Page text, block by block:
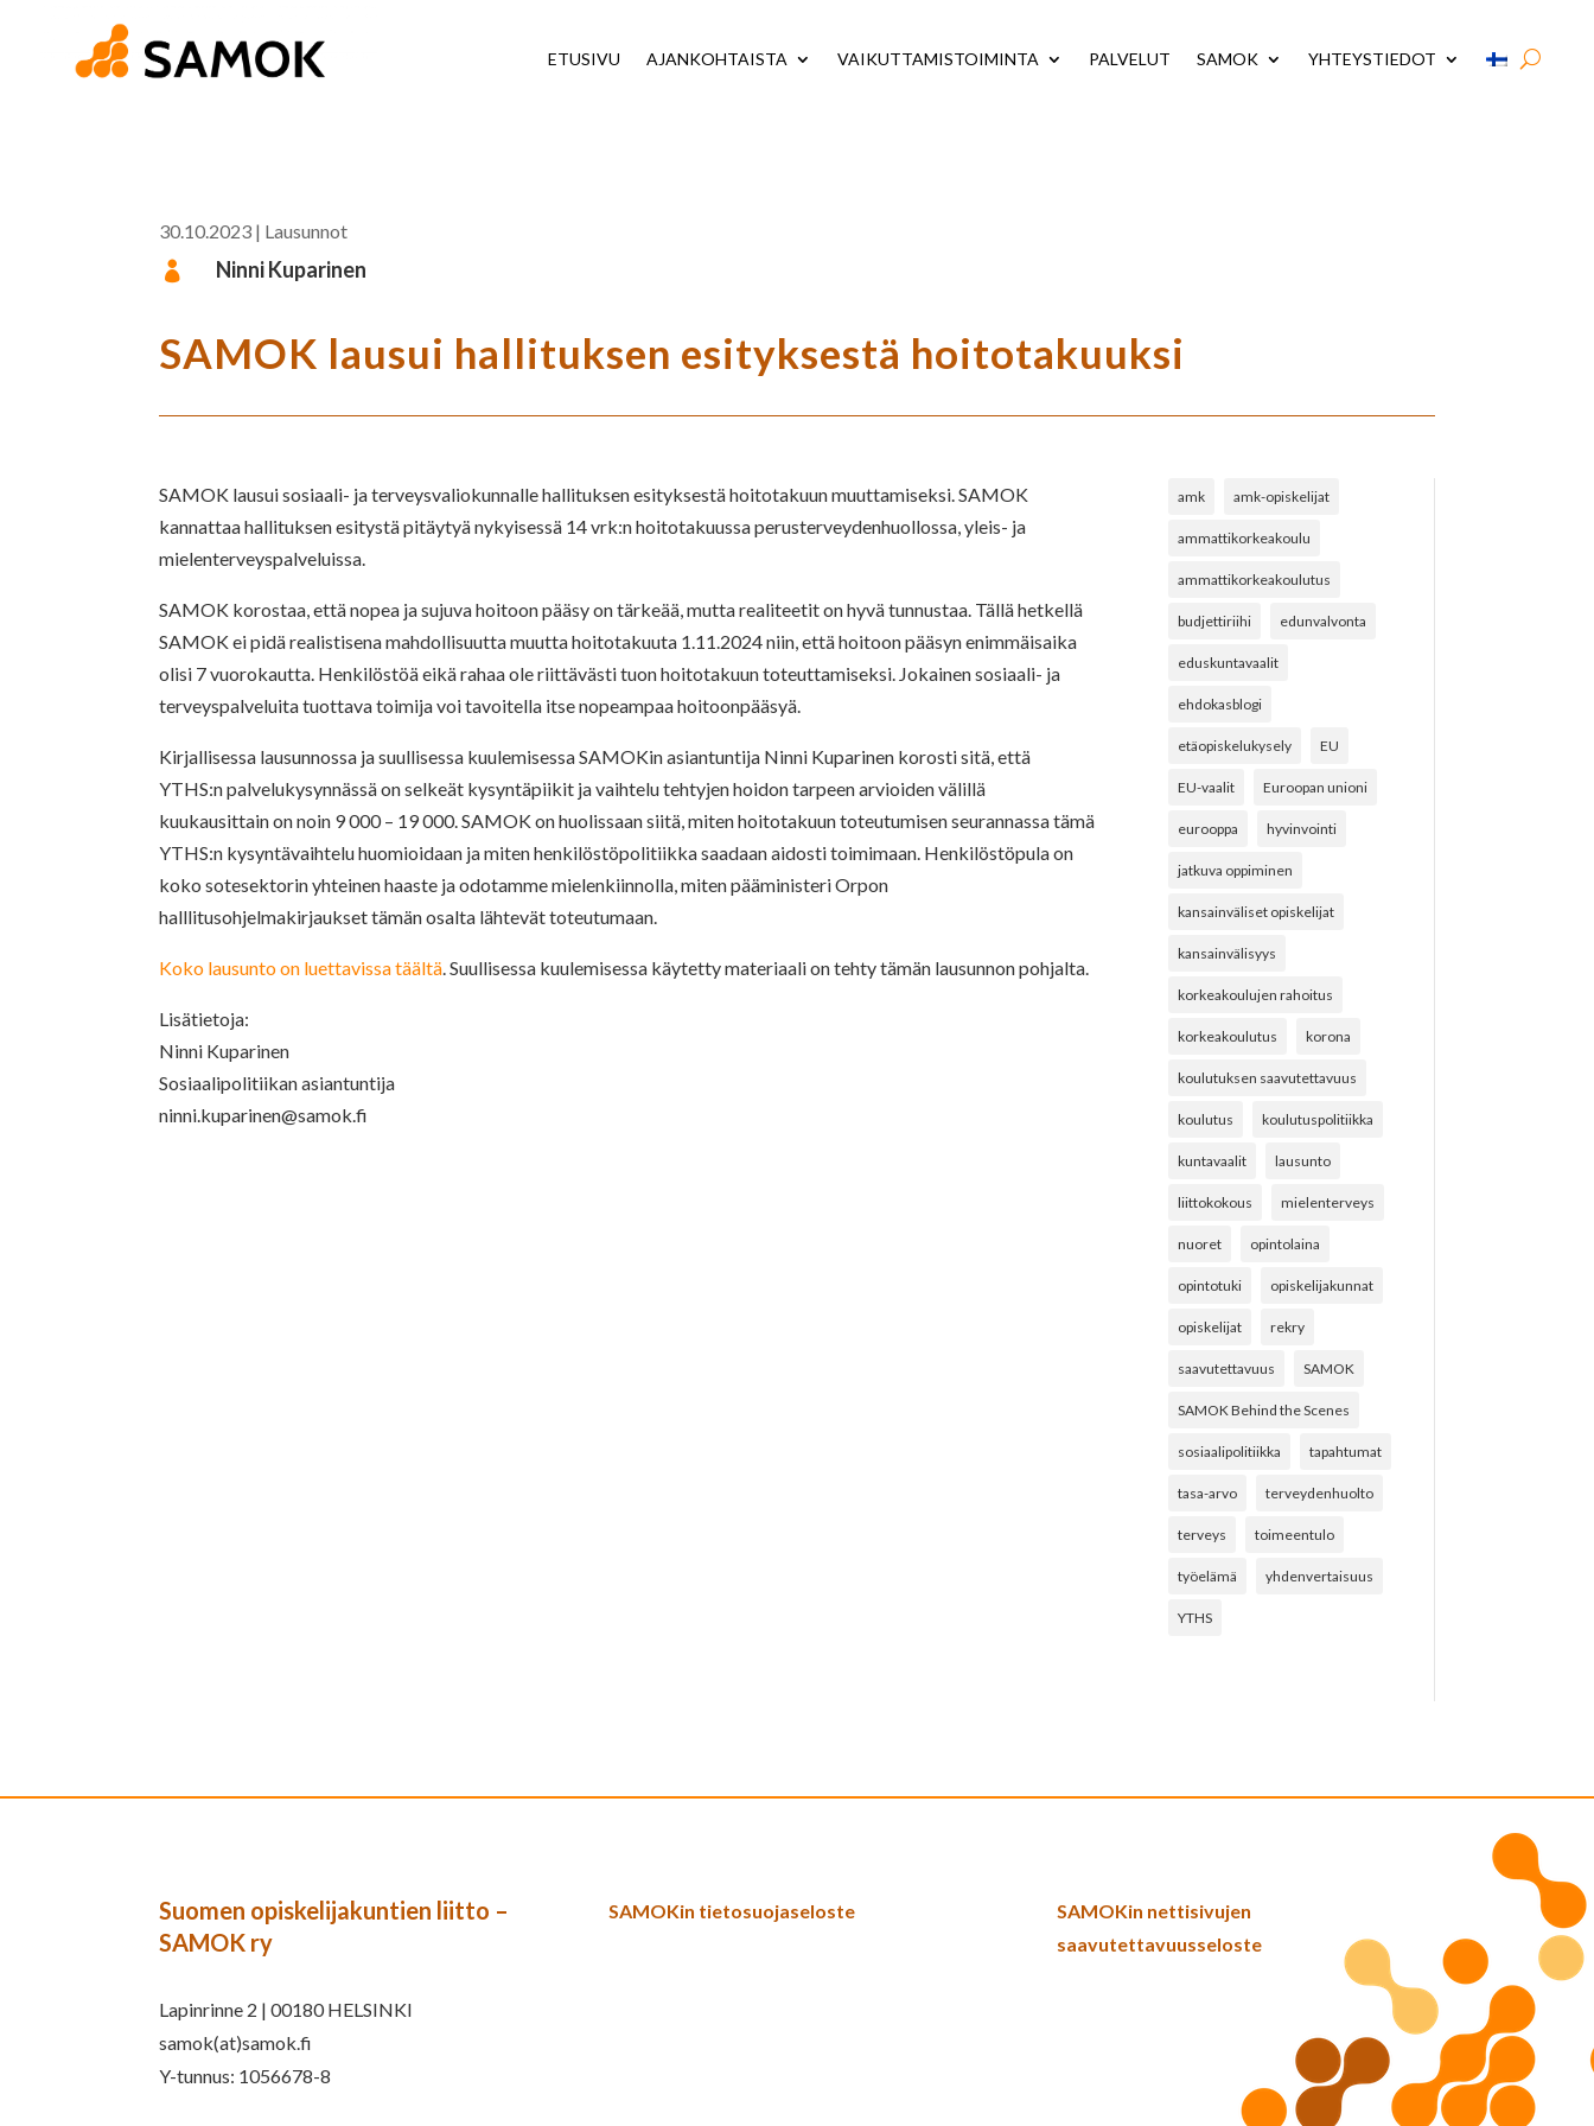
ETUSIVU AJANKOHTAISTA VAIKUTTAMISTOIMINTA PALVELUT SAMOK YHTEYSTIEDOT
30.10.2023 | Lausunnot
 Ninni Kuparinen
SAMOK lausui hallituksen esityksestä hoitotakuuksi
SAMOK lausui sosiaali- ja terveysvaliokunnalle hallituksen esityksestä hoitotakuun muuttamiseksi. SAMOK
kannattaa hallituksen esitystä pitäytyä nykyisessä 14 vrk:n hoitotakuussa perusterveydenhuollossa, yleis- ja
mielenterveyspalveluissa.
SAMOK korostaa, että nopea ja sujuva hoitoon pääsy on tärkeää, mutta realiteetit on hyvä tunnustaa. Tällä hetkellä
SAMOK ei pidä realistisena mahdollisuutta muutta hoitotakuuta 1.11.2024 niin, että hoitoon pääsyn enimmäisaika
olisi 7 vuorokautta. Henkilöstöä eikä rahaa ole riittävästi tuon hoitotakuun toteuttamiseksi. Jokainen sosiaali- ja
terveyspalveluita tuottava toimija voi tavoitella itse nopeampaa hoitoonpääsyä.
Kirjallisessa lausunnossa ja suullisessa kuulemisessa SAMOKin asiantuntija Ninni Kuparinen korosti sitä, että
YTHS:n palvelukysynnässä on selkeät kysyntäpiikit ja vaihtelu tehtyjen hoidon tarpeen arvioiden välillä
kuukausittain on noin 9 000 – 19 000. SAMOK on huolissaan siitä, miten hoitotakuun toteutumisen seurannassa tämä
YTHS:n kysyntävaihtelu huomioidaan ja miten henkilöstöpolitiikka saadaan aidosti toimimaan. Henkilöstöpula on
koko sotesektorin yhteinen haaste ja odotamme mielenkiinnolla, miten pääministeri Orpon
halllitusohjelmakirjaukset tämän osalta lähtevät toteutumaan.
Koko lausunto on luettavissa täältä . Suullisessa kuulemisessa käytetty materiaali on tehty tämän lausunnon pohjalta.
Lisätietoja:
Ninni Kuparinen
Sosiaalipolitiikan asiantuntija
ninni.kuparinen@samok.fi
amk amk-opiskelijat
ammattikorkeakoulu
ammattikorkeakoulutus
budjettiriihi edunvalvonta
eduskuntavaalit
ehdokasblogi
etäopiskelukysely EU
EU-vaalit Euroopan unioni
eurooppa hyvinvointi
jatkuva oppiminen
kansainväliset opiskelijat
kansainvälisyys
korkeakoulujen rahoitus
korkeakoulutus korona
koulutuksen saavutettavuus
koulutus koulutuspolitiikka
kuntavaalit lausunto
liittokokous mielenterveys
nuoret opintolaina
opintotuki opiskelijakunnat
opiskelijat rekry
saavutettavuus SAMOK
SAMOK Behind the Scenes
sosiaalipolitiikka tapahtumat
tasa-arvo terveydenhuolto
terveys toimeentulo
työelämä yhdenvertaisuus
YTHS
Suomen opiskelijakuntien liitto –
SAMOK ry
Lapinrinne 2 | 00180 HELSINKI
samok(at)samok.fi
Y-tunnus: 1056678-8
SAMOKin tietosuojaseloste
SAMOKin nettisivujen
saavutettavuusseloste